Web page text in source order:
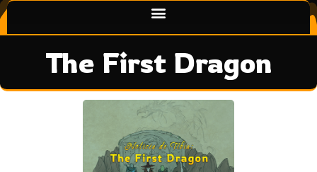
The First Dragon